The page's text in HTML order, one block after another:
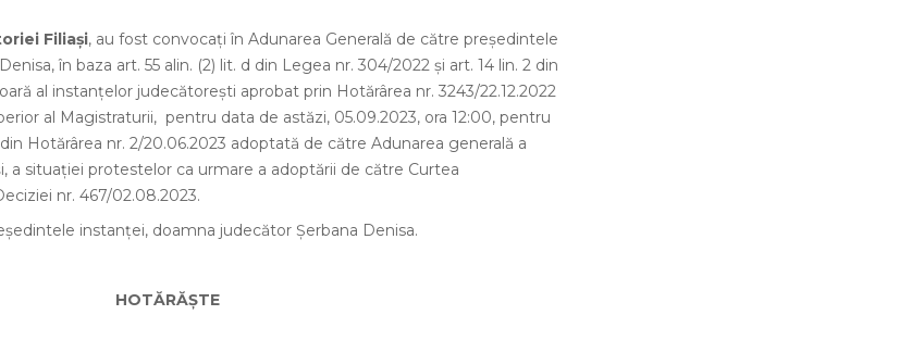
Filiaşi, au fost convocați în Adunarea Generală de către președintele
în baza art. 55 alin. (2) lit. d din Legea nr. 304/2022 şi art. 14 lin. 2 din
al instanţelor judecătoreşti aprobat prin Hotărârea nr. 3243/22.12.2022
al Magistraturii, pentru data de astăzi, 05.09.2023, ora 12:00, pentru
Hotărârea nr. 2/20.06.2023 adoptată de către Adunarea generală a
a situaţiei protestelor ca urmare a adoptării de către Curtea
nr. 467/02.08.2023.
instanţei, doamna judecător Şerbana Denisa.
HOTĂRĂŞTE